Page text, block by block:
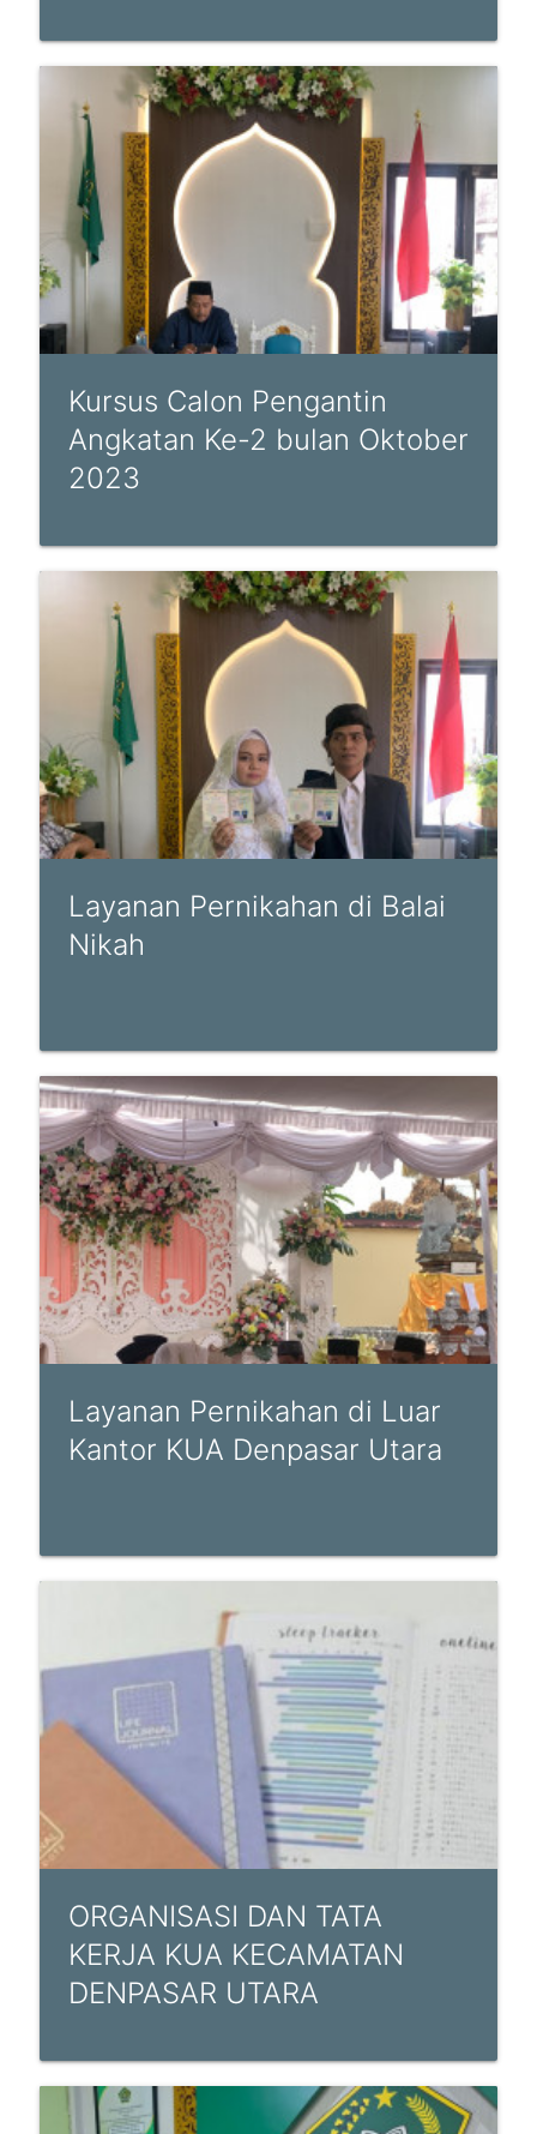
Kursus Calon Pengantin
Angkatan Ke-2 bulan Oktober
2023
Layanan Pernikahan di Balai
Nikah
Layanan Pernikahan di Luar
Kantor KUA Denpasar Utara
ORGANISASI DAN TATA
KERJA KUA KECAMATAN
DENPASAR UTARA